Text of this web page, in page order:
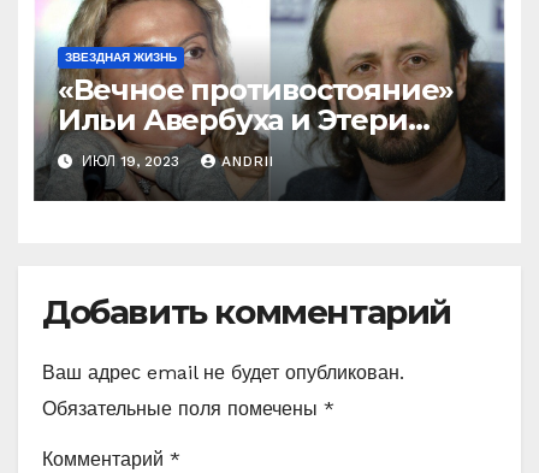
ЗВЕЗДНАЯ ЖИЗНЬ
«Вечное противостояние»
Ильи Авербуха и Этери
Тутберидзе. Кто же
«перетянет одеяло» на
себя
ИЮЛ 19, 2023 ANDRII
Добавить комментарий
Ваш адрес email не будет опубликован.
Обязательные поля помечены *
Комментарий *